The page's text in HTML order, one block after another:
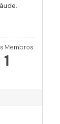
Membros
1